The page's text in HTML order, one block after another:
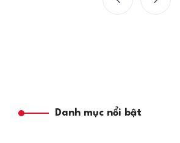
Danh mục nổi bật